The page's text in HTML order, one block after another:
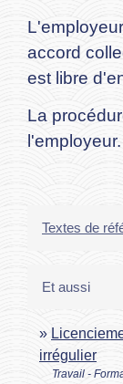
accord
est libre
La
l'employeur.
Textes de
Et aussi
irrégulier
Travail -